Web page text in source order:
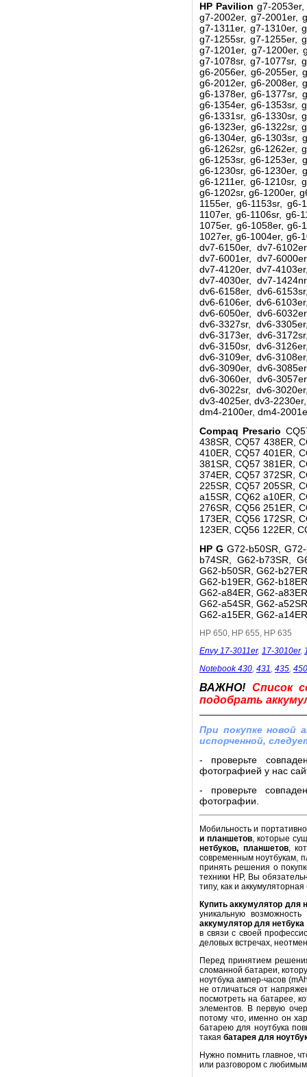
HP Pavilion g7-
g7-2002er, g7-2001er,
g7-1311er, g7-1310er,
g7-1255sr, g7-1255er,
g7-1201er, g7-1200er,
g7-1078sr, g7-1077sr,
g6-2056er, g6-2055er,
g6-2012er, g6-2008er,
g6-1378er, g6-1377sr,
g6-1354er, g6-1353sr,
g6-1331sr, g6-1330sr,
g6-1323er, g6-1322sr,
g6-1304er, g6-1303sr,
g6-1262sr, g6-1262er,
g6-1253sr, g6-1253er,
g6-1230sr, g6-1230er,
g6-1211er, g6-1210sr,
g6-1202sr, g6-1200er,
1155er, g6-1153sr, g6-
1107er, g6-1106sr, g6-
1075er, g6-1058er, g6-
1027er, g6-1004er, g6-
dv7-6150er, dv7-
dv7-6001er, dv7-
dv7-4120er, dv7-
dv7-4030er, dv7-
dv6-6158er, dv6-
dv6-6106er, dv6-
dv6-6050er, dv6-
dv6-3327sr, dv6-
dv6-3173er, dv6-
dv6-3150sr, dv6-
dv6-3109er, dv6-
dv6-3090er, dv6-
dv6-3060er, dv6-
dv6-3022sr, dv6-
dv3-4025er, dv3-
dm4-2100er, dm4-
Compaq Presario
438SR, CQ57 438ER,
410ER, CQ57 401ER,
381SR, CQ57 381ER,
374ER, CQ57 372SR,
225SR, CQ57 205SR,
a15SR, CQ62 a10ER,
276SR, CQ56 251ER,
173ER, CQ56 172SR,
123ER, CQ56 122ER,
HP G G72-b50SR,
b74SR, G62-b73SR,
G62-b50SR, G62-
G62-b19ER, G62-
G62-a84ER, G62-
G62-a54SR, G62-
G62-a15ER, G62-
HP 650, HP 655, HP 635
Envy 17-3011er, 17-3010er,
Notebook 430, 431, 435, 450
ВАЖНО! Список
подобрать
При покупке новой
испорченной,
- проверьте
фотографией у нас
- проверьте
фотографии.
Мобильность и
и планшетов, которые
нетбуков, планшетов,
современным ноутбукам,
принять решения о
техники HP, Вы
типу, как и
Купить аккумулятор для
уникальную
аккумулятор для нетбука
в связи с своей
деловых встречах,
Перед принятием
сломанной батареи,
ноутбука ампер-часов
не отличаться от
посмотреть на батарее,
элементов. В первую
потому что, именно он
батарею для ноутбука
такая батарея для
Нужно помнить главное,
или разговором с